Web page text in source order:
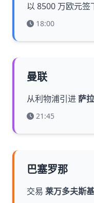
以 8500 万欧元签
18:00
曼联
从利物浦引进 萨
21:45
巴塞罗那
交易 莱万多夫斯基